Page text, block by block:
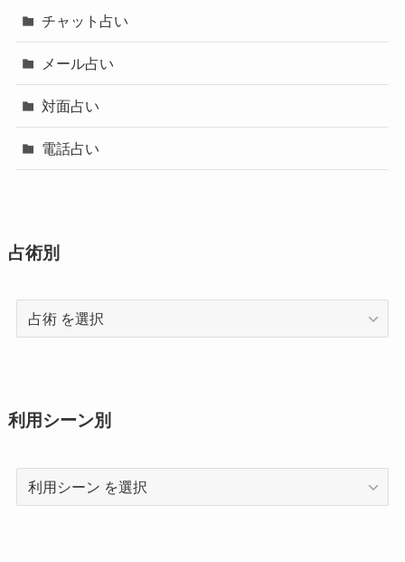
チャット占い
メール占い
対面占い
電話占い
占術別
術
利用シーン別
利
用